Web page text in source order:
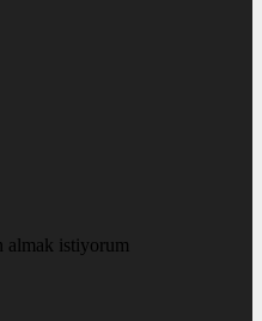
almak istiyorum